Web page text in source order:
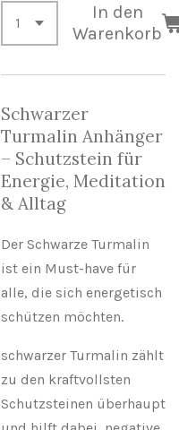
In den
Warenkorb
Schwarzer
Turmalin Anhänger
– Schutzstein für
Energie, Meditation
& Alltag
Der Schwarze Turmalin
ist ein Must-have für
alle, die sich energetisch
schützen möchten.
schwarzer Turmalin zählt
zu den kraftvollsten
Schutzsteinen überhaupt